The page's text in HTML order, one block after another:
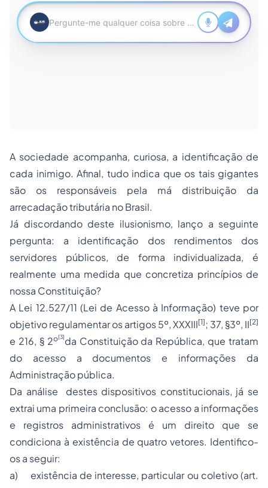
A sociedade acompanha, curiosa, a identificação de
cada inimigo. Afinal, tudo indica que os tais gigantes
são os responsáveis pela má distribuição da
arrecadação tributária no Brasil.
Já discordando deste ilusionismo, lanço a seguinte
pergunta: a identificação dos rendimentos dos
servidores públicos, de forma individualizada, é
realmente uma medida que concretiza princípios de
nossa Constituição?
A Lei 12.527/11 (Lei de Acesso à Informação) teve por
objetivo regulamentar os artigos 5º, XXXIII[1] ; 37, §3º, II[2]
e 216, § 2o[3]da Constituição da República, que tratam
do acesso a documentos e informações da
Administração pública.
Da análise destes dispositivos constitucionais, já se
extrai uma primeira conclusão: o acesso a informações
e registros administrativos é um direito que se
condiciona à existência de quatro vetores. Identifico-
os a seguir:
a) existência de interesse, particular ou coletivo (art.